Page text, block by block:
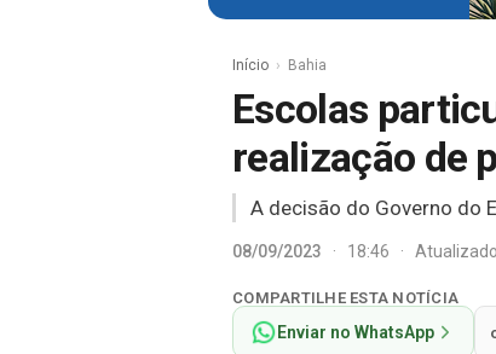
Início Bahia
Escolas
realização de
A decisão do Governo do
08/09/2023 · 18:46 ·
COMPARTILHE ESTA NOTÍCIA
Enviar no WhatsApp